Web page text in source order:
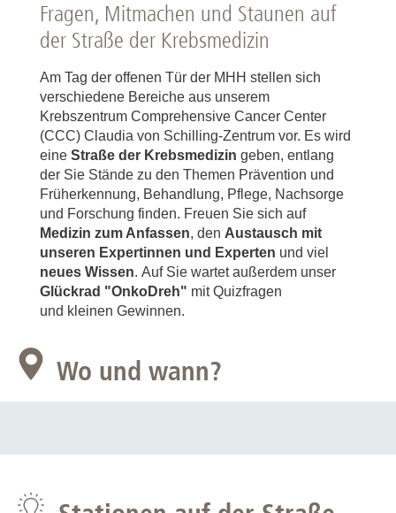
Fragen, Mitmachen und Staunen auf
der Straße der Krebsmedizin
Am Tag der offenen Tür der MHH stellen sich
verschiedene Bereiche aus unserem
Krebszentrum Comprehensive Cancer Center
(CCC) Claudia von Schilling-Zentrum vor. Es wird
eine Straße der Krebsmedizin geben, entlang
der Sie Stände zu den Themen Prävention und
Früherkennung, Behandlung, Pflege, Nachsorge
und Forschung finden. Freuen Sie sich auf
Medizin zum Anfassen, den Austausch mit
unseren Expertinnen und Experten und viel
neues Wissen. Auf Sie wartet außerdem unser
Glückrad "OnkoDreh" mit Quizfragen
und kleinen Gewinnen.
Wo und wann?